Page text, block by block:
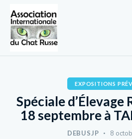
EXPOSITIONS
Spéciale d’Élevage
18 septembre à
DEBUSJP 8